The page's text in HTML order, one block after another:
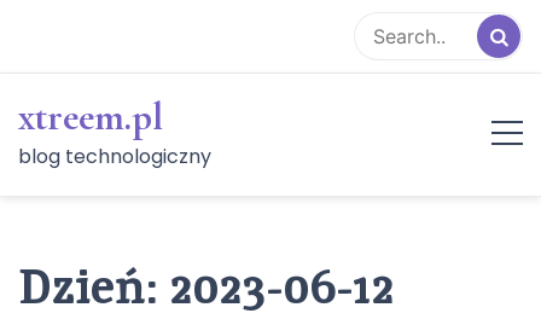
content
xtreem.pl
blog technologiczny
Dzień: 2023-06-12